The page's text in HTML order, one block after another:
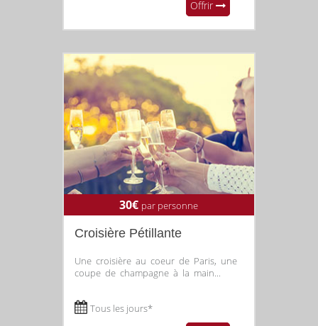
Offrir
30€ par personne
Croisière Pétillante
Une croisière au coeur de Paris, une
coupe de champagne à la main...
Tous les jours*